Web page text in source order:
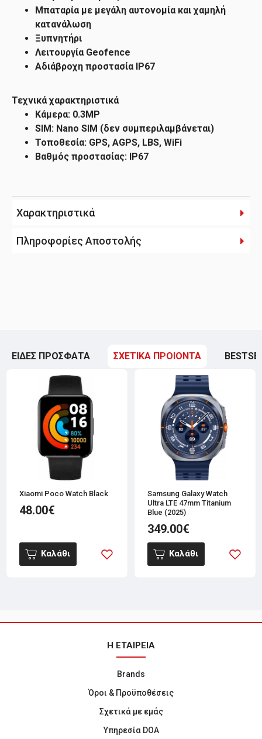
Μπαταρία με μεγάλη αυτονομία και χαμηλή
κατανάλωση
Ξυπνητήρι
Λειτουργία Geofence
Αδιάβροχη προστασία IP67
Τεχνικά χαρακτηριστικά
Κάμερα: 0.3MP
SIM: Nano SIM (δεν συμπεριλαμβάνεται)
Τοποθεσία: GPS, AGPS, LBS, WiFi
Βαθμός προστασίας: IP67
Χαρακτηριστικά
Πληροφορίες Αποστολής
ΕΙΔΕΣ ΠΡΟΣΦΑΤΑ ΣΧΕΤΙΚΑ ΠΡΟΙΟΝΤΑ
Xiaomi Poco Watch Black
48.00€
Καλάθι
Samsung Galaxy Watch
Ultra LTE 47mm Titanium
Blue (2025)
349.00€
Καλάθι
Η ΕΤΑΙΡΕΙΑ
Brands
Όροι & Προϋποθέσεις
Σχετικά με εμάς
Υπηρεσία DOA